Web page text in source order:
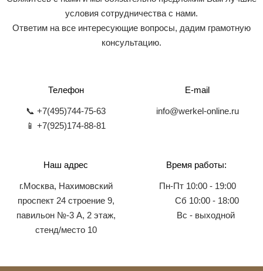
условия сотрудничества с нами.
Ответим на все интересующие вопросы, дадим грамотную
консультацию.
Телефон
📞 +7(495)744-75-63
📱 +7(925)174-88-81
E-mail
info@werkel-online.ru
Наш адрес
г.Москва, Нахимовский
проспект 24 строение 9,
павильон №-3 А, 2 этаж,
стенд/место 10
Время работы:
Пн-Пт 10:00 - 19:00
Сб 10:00 - 18:00
Вс - выходной